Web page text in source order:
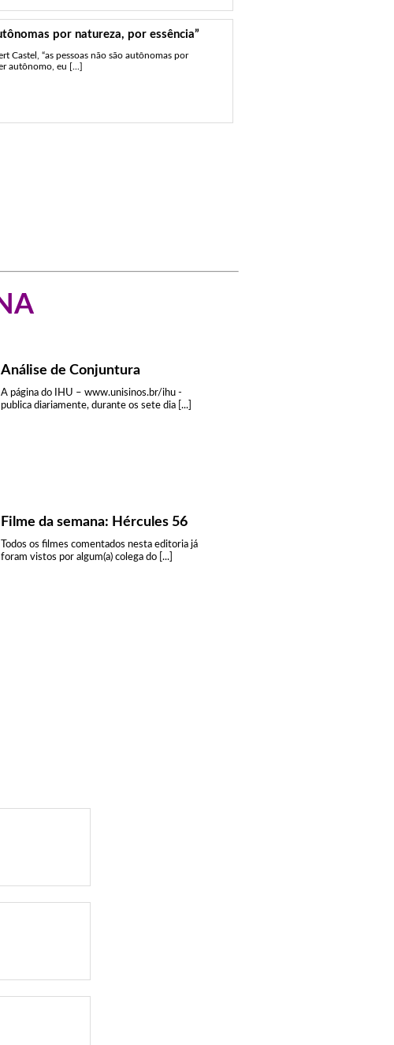
por natureza, por essência”
Castel, “as pessoas não são autônomas por
autônomo, eu [...]
Análise de Conjuntura
A página do IHU – www.unisinos.br/ihu -
publica diariamente, durante os sete dia [...]
Filme da semana: Hércules 56
Todos os filmes comentados nesta editoria já
foram vistos por algum(a) colega do [...]